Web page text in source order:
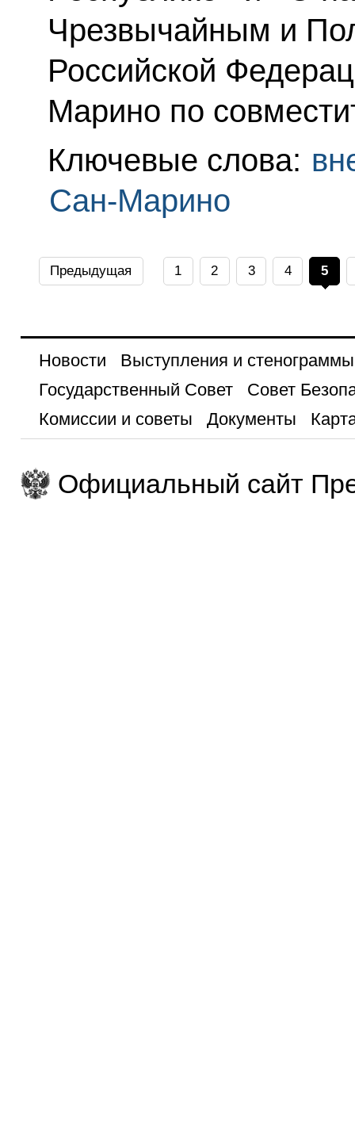
Чрезвычайным и
Российской
Марино по
Ключевые слова:
Сан-Марино
Предыдущая 1 2 3 4 5
Новости
Выступления и стенограммы
Государственный Совет
Совет
Комиссии и советы
Документы
Официальный сайт